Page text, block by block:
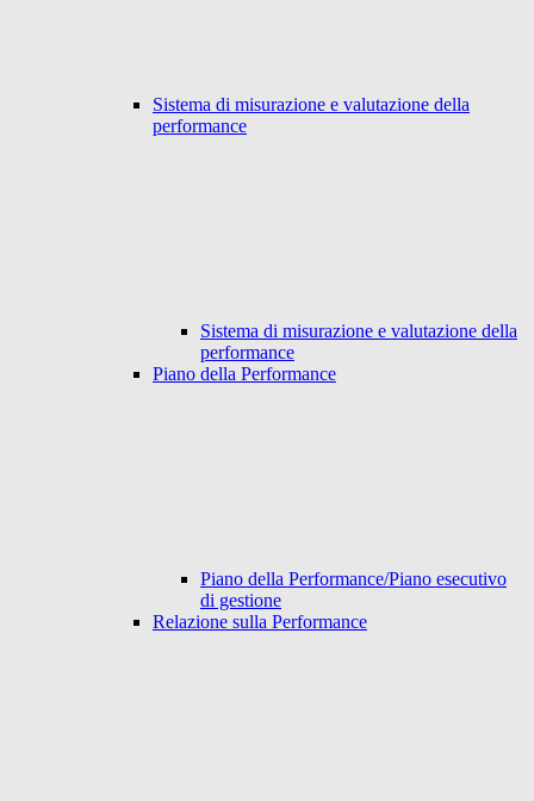
Sistema di misurazione e valutazione della
performance
Sistema di misurazione e valutazione della
performance
Piano della Performance
Piano della Performance/Piano esecutivo
di gestione
Relazione sulla Performance